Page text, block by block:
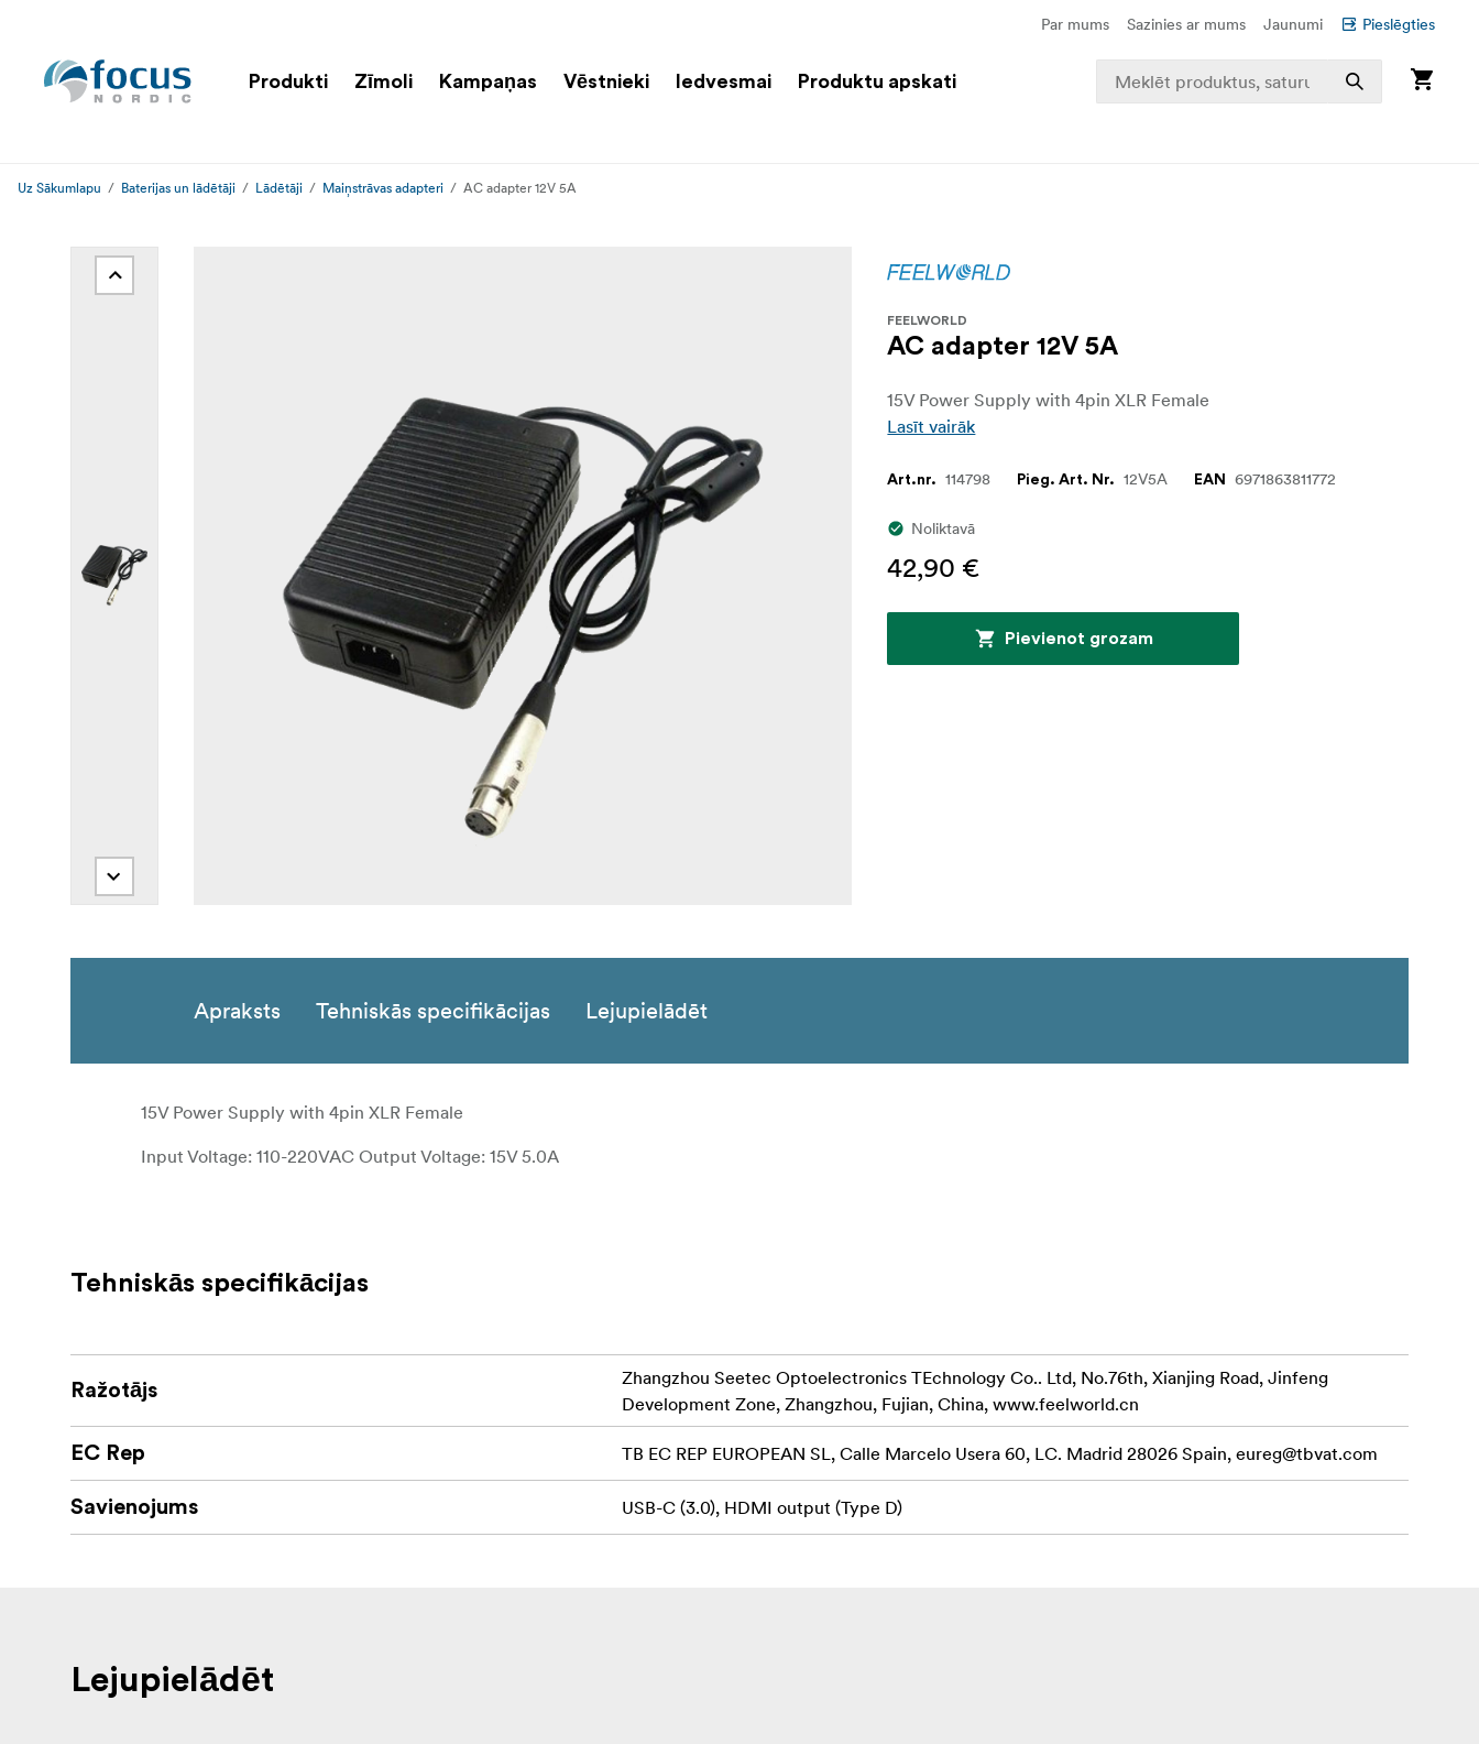
Par mums Sazinies ar mums Jaunumi Pieslēgties
Produkti Zīmoli Kampaņas Vēstnieki Iedvesmai Produktu apskati
Uz Sākumlapu Baterijas un lādētāji Lādētāji Maiņstrāvas adapteri AC adapter 12V 5A
FEELWORLD
AC adapter 12V 5A
15V Power Supply with 4pin XLR Female
Lasīt vairāk
Art.nr. 114798 Pieg. Art. Nr. 12V5A EAN 6971863811772
Noliktavā
42,90 €
Pievienot grozam
Apraksts Tehniskās specifikācijas Lejupielādēt
15V Power Supply with 4pin XLR Female
Input Voltage: 110-220VAC Output Voltage: 15V 5.0A
Tehniskās specifikācijas
Ražotājs
Zhangzhou Seetec Optoelectronics TEchnology Co.. Ltd, No.76th, Xianjing Road, Jinfeng
Development Zone, Zhangzhou, Fujian, China, www.feelworld.cn
EC Rep TB EC REP EUROPEAN SL, Calle Marcelo Usera 60, LC. Madrid 28026 Spain, eureg@tbvat.com
Savienojums USB-C (3.0), HDMI output (Type D)
Lejupielādēt